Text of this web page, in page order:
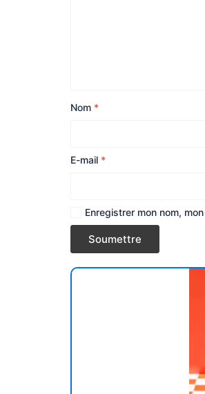
Nom *
E-mail *
Enregistrer mon nom,